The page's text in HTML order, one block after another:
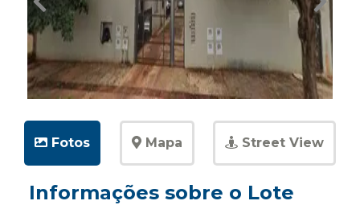
Fotos Mapa Street View
Informações sobre o Lote